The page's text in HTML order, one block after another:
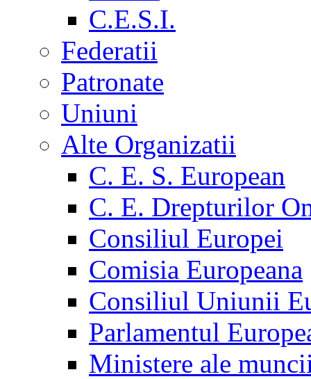
C.E.S.I.
Federatii
Patronate
Uniuni
Alte Organizatii
C. E. S. European
C. E. Drepturilor
Consiliul Europei
Comisia Europeana
Consiliul Uniunii
Parlamentul
Ministere ale